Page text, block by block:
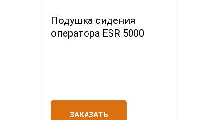
Подушка сидения
оператора ESR 5000
ЗАКАЗАТЬ